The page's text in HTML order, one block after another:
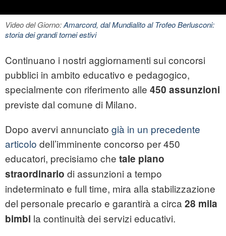
Video del Giorno:Amarcord, dal Mundialito al Trofeo Berlusconi:
storia dei grandi tornei estivi
Continuano i nostri aggiornamenti sui concorsi
pubblici in ambito educativo e pedagogico,
specialmente con riferimento alle 450 assunzioni
previste dal comune di Milano.
Dopo avervi annunciato già in un precedente
articolo dell’imminente concorso per 450
educatori, precisiamo che tale piano
straordinario di assunzioni a tempo
indeterminato e full time, mira alla stabilizzazione
del personale precario e garantirà a circa 28 mila
bimbi la continuità dei servizi educativi.